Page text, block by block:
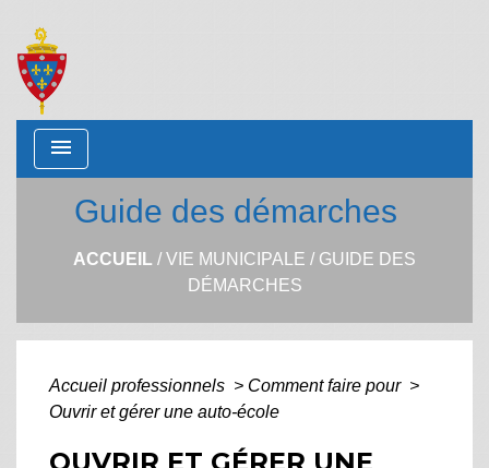
menu
Guide des démarches
ACCUEIL /VIE MUNICIPALE / GUIDE DES
DÉMARCHES
Accueil professionnels > Comment faire pour >
Ouvrir et gérer une auto-école